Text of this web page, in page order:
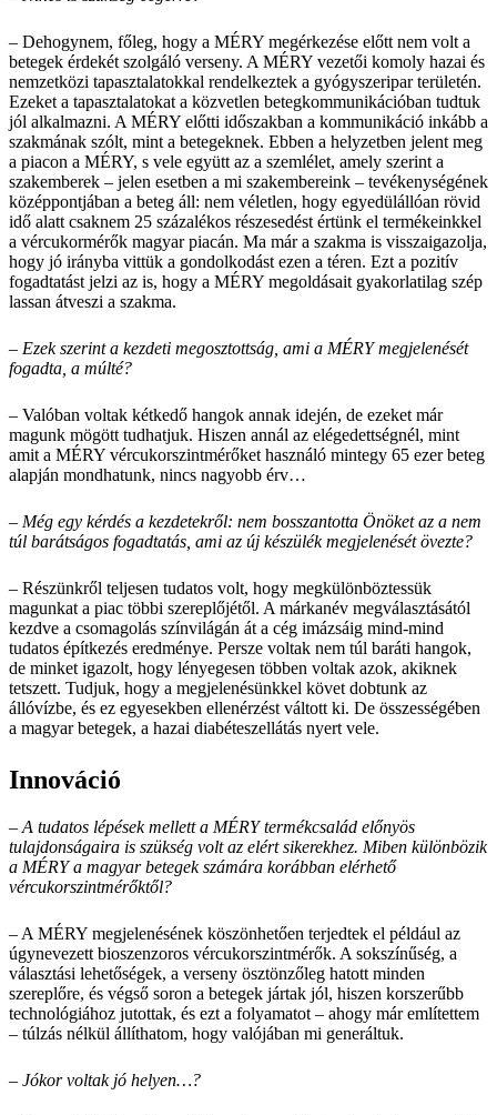
– Dehogynem, főleg, hogy a MÉRY megérkezése előtt nem volt a
betegek érdekét szolgáló verseny. A MÉRY vezetői komoly hazai és
nemzetközi tapasztalatokkal rendelkeztek a gyógyszeripar területén.
Ezeket a tapasztalatokat a közvetlen betegkommunikációban tudtuk
jól alkalmazni. A MÉRY előtti időszakban a kommunikáció inkább a
szakmának szólt, mint a betegeknek. Ebben a helyzetben jelent meg
a piacon a MÉRY, s vele együtt az a szemlélet, amely szerint a
szakemberek – jelen esetben a mi szakembereink – tevékenységének
középpontjában a beteg áll: nem véletlen, hogy egyedülállóan rövid
idő alatt csaknem 25 százalékos részesedést értünk el termékeinkkel
a vércukormérők magyar piacán. Ma már a szakma is visszaigazolja,
hogy jó irányba vittük a gondolkodást ezen a téren. Ezt a pozitív
fogadtatást jelzi az is, hogy a MÉRY megoldásait gyakorlatilag szép
lassan átveszi a szakma.
– Ezek szerint a kezdeti megosztottság, ami a MÉRY megjelenését
fogadta, a múlté?
– Valóban voltak kétkedő hangok annak idején, de ezeket már
magunk mögött tudhatjuk. Hiszen annál az elégedettségnél, mint
amit a MÉRY vércukorszintmérőket használó mintegy 65 ezer beteg
alapján mondhatunk, nincs nagyobb érv…
– Még egy kérdés a kezdetekről: nem bosszantotta Önöket az a nem
túl barátságos fogadtatás, ami az új készülék megjelenését övezte?
– Részünkről teljesen tudatos volt, hogy megkülönböztessük
magunkat a piac többi szereplőjétől. A márkanév megválasztásától
kezdve a csomagolás színvilágán át a cég imázsáig mind-mind
tudatos építkezés eredménye. Persze voltak nem túl baráti hangok,
de minket igazolt, hogy lényegesen többen voltak azok, akiknek
tetszett. Tudjuk, hogy a megjelenésünkkel követ dobtunk az
állóvízbe, és ez egyesekben ellenérzést váltott ki. De összességében
a magyar betegek, a hazai diabéteszellátás nyert vele.
Innováció
– A tudatos lépések mellett a MÉRY termékcsalád előnyös
tulajdonságaira is szükség volt az elért sikerekhez. Miben különbözik
a MÉRY a magyar betegek számára korábban elérhető
vércukorszintmérőktől?
– A MÉRY megjelenésének köszönhetően terjedtek el például az
úgynevezett bioszenzoros vércukorszintmérők. A sokszínűség, a
választási lehetőségek, a verseny ösztönzőleg hatott minden
szereplőre, és végső soron a betegek jártak jól, hiszen korszerűbb
technológiához jutottak, és ezt a folyamatot – ahogy már említettem
– túlzás nélkül állíthatom, hogy valójában mi generáltuk.
– Jókor voltak jó helyen…?